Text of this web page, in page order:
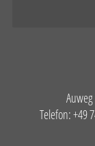
Telefon: +49